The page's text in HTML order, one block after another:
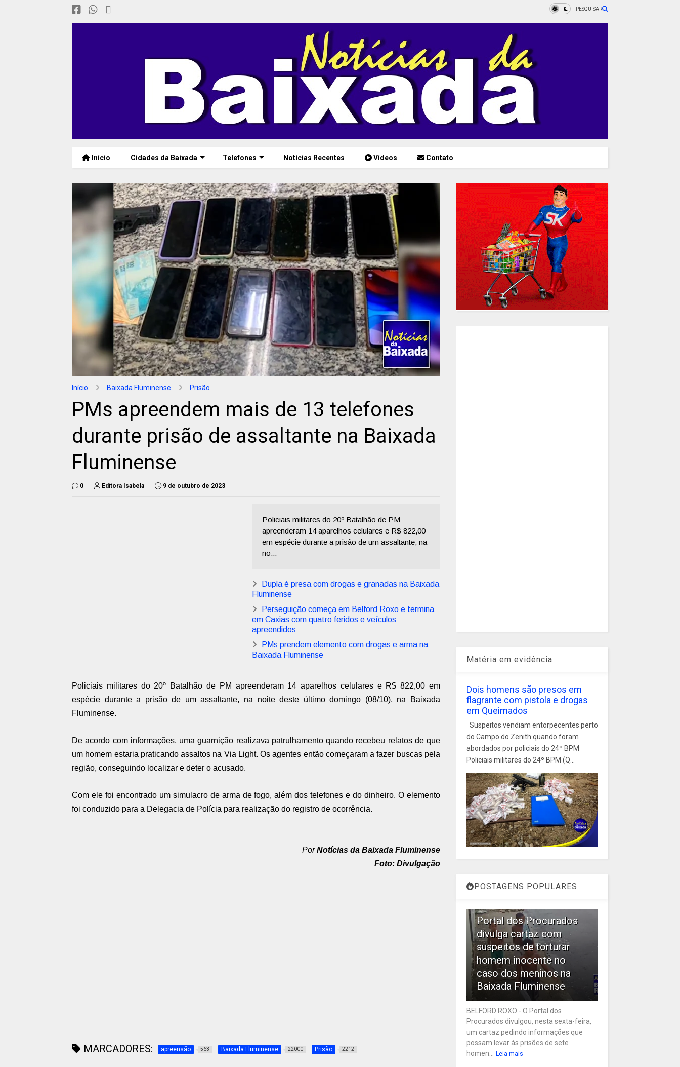
PESQUISAR
Início Cidades da Baixada Telefones Notícias Recentes Vídeos Contato
Início Baixada Fluminense Prisão
PMs apreendem mais de 13 telefones
durante prisão de assaltante na Baixada
Fluminense
0 Editora Isabela 9 de outubro de 2023
Policiais militares do 20º Batalhão de PM
apreenderam 14 aparelhos celulares e R$ 822,00
em espécie durante a prisão de um assaltante, na
no...
Dupla é presa com drogas e granadas na Baixada
Fluminense
Perseguição começa em Belford Roxo e termina
em Caxias com quatro feridos e veículos
apreendidos
PMs prendem elemento com drogas e arma na
Baixada Fluminense
Policiais militares do 20º Batalhão de PM apreenderam 14 aparelhos celulares e R$ 822,00 em
espécie durante a prisão de um assaltante, na noite deste último domingo (08/10), na Baixada
Fluminense.
De acordo com informações, uma guarnição realizava patrulhamento quando recebeu relatos de que
um homem estaria praticando assaltos na Via Light. Os agentes então começaram a fazer buscas pela
região, conseguindo localizar e deter o acusado.
Com ele foi encontrado um simulacro de arma de fogo, além dos telefones e do dinheiro. O elemento
foi conduzido para a Delegacia de Polícia para realização do registro de ocorrência.
PorNotícias da Baixada Fluminense
Foto: Divulgação
MARCADORES: apreensão 563 Baixada Fluminense 22000 Prisão 2212
Matéria em evidência
Dois homens são presos em
flagrante com pistola e drogas
em Queimados
Suspeitos vendiam entorpecentes perto
do Campo do Zenith quando foram
abordados por policiais do 24º BPM
Policiais militares do 24º BPM (Q...
POSTAGENS POPULARES
Portal dos Procurados
divulga cartaz com
suspeitos de torturar
homem inocente no
caso dos meninos na
Baixada Fluminense
BELFORD ROXO - O Portal dos
Procurados divulgou, nesta sexta-feira,
um cartaz pedindo informações que
possam levar às prisões de sete
homen... Leia mais